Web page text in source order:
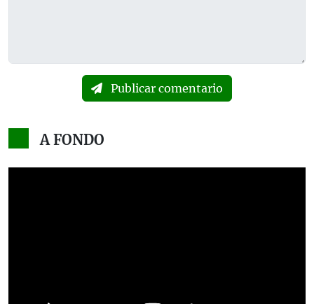
Publicar comentario
A FONDO